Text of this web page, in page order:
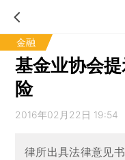
金融
基金业协会
险
2016年02月22日 19:54
律所出具法律意见